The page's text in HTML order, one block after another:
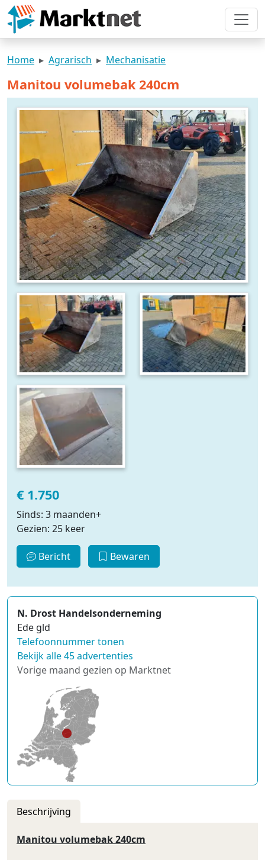
Home Agrarisch Mechanisatie
Manitou volumebak 240cm
€ 1.750
Sinds: 3 maanden+
Gezien: 25 keer
Bericht Bewaren
N. Drost Handelsonderneming
Ede gld
Telefoonnummer tonen
Bekijk alle 45 advertenties
Vorige maand gezien op Marktnet
Beschrijving
Manitou volumebak 240cm